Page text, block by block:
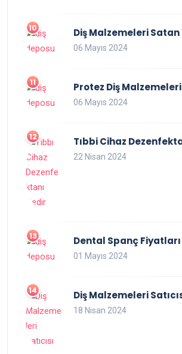
Diş Malzemeleri
06 Mayıs 2024
Protez Diş Malzemeleri
06 Mayıs 2024
Tıbbi Cihaz
22 Nisan 2024
Dental Spanç Fiyatları
01 Mayıs 2024
Diş Malzemeleri
18 Nisan 2024